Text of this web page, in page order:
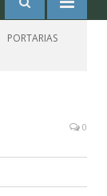
PORTARIAS
0